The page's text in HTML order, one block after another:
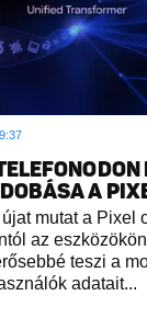
A
mutat a Pixel
az
teszi a
adatait...